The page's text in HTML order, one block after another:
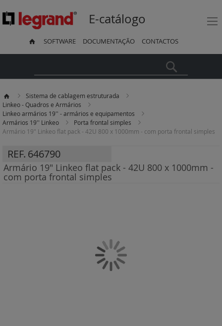
E-catálogo
SOFTWARE DOCUMENTAÇÃO CONTACTOS
Sistema de cablagem estruturada
Linkeo - Quadros e Armários
Linkeo armários 19'' - armários e equipamentos
Armários 19'' Linkeo
Porta frontal simples
Armário 19" Linkeo flat pack - 42U 800 x 1000mm - com porta frontal simples
REF. 646790
Armário 19" Linkeo flat pack - 42U 800 x 1000mm -
com porta frontal simples